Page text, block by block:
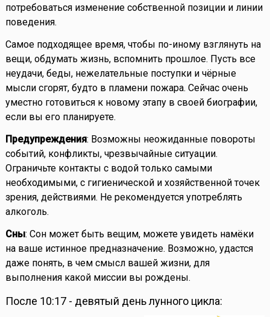
потребоваться изменение собственной позиции и линии
поведения.
Самое подходящее время, чтобы по-иному взглянуть на
вещи, обдумать жизнь, вспомнить прошлое. Пусть все
неудачи, беды, нежелательные поступки и чёрные
мысли сгорят, будто в пламени пожара. Сейчас очень
уместно готовиться к новому этапу в своей биографии,
если вы его планируете.
Предупреждения: Возможны неожиданные повороты
событий, конфликты, чрезвычайные ситуации.
Ограничьте контакты с водой только самыми
необходимыми, с гигиенической и хозяйственной точек
зрения, действиями. Не рекомендуется употреблять
алкоголь.
Сны: Сон может быть вещим, можете увидеть намёки
на ваше истинное предназначение. Возможно, удастся
даже понять, в чем смысл вашей жизни, для
выполнения какой миссии вы рождены.
После 10:17 - девятый день лунного цикла: